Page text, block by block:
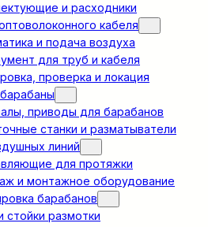
и расходники
кабеля
и подача воздуха
для труб и кабеля
проверка и локация
приводы для барабанов
станки и разматыватели
линий
для протяжки
и монтажное оборудование
барабанов
стойки размотки